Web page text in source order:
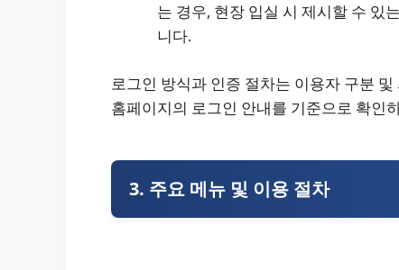
는 경우, 현장 입실 시 제시할 수 있
니다.
로그인 방식과 인증 절차는 이용자 구분
홈페이지의 로그인 안내를 기준으로 확인
3. 주요 메뉴 및 이용 절차